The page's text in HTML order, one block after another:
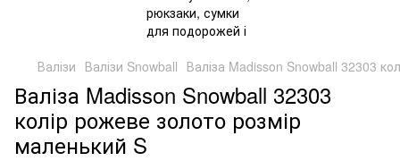
Валізи Валізи Snowball Валіза Madisson Snowball 32303
Валіза Madisson Snowball 32303
колір рожеве золото розмір
маленький S